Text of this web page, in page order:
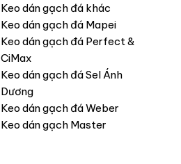
Keo dán gạch đá khác
Keo dán gạch đá Mapei
Keo dán gạch đá Perfect &
CiMax
Keo dán gạch đá Sel Ánh
Dương
Keo dán gạch đá Weber
Keo dán gạch Master